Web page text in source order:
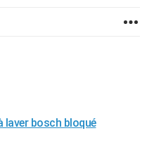
laver bosch bloqué